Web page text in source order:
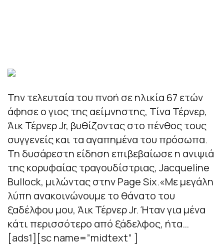
Την τελευταία του πνοή σε ηλικία 67 ετών
άφησε ο γιος της αείμνηστης, Τίνα Τέρνερ,
Άικ Τέρνερ Jr, βυθίζοντας στο πένθος τους
συγγενείς και τα αγαπημένα του πρόσωπα.
Τη δυσάρεστη είδηση επιβεβαίωσε η ανιψιά
της κορυφαίας τραγουδίστριας, Jacqueline
Bullock, μιλώντας στην Page Six.«Με μεγάλη
λύπη ανακοινώνουμε το θάνατο του
ξαδέλφου μου, Άικ Τέρνερ Jr. Ήταν για μένα
κάτι περισσότερο από ξάδελφος, ήτα…
[ads1][sc name=”midtext” ]